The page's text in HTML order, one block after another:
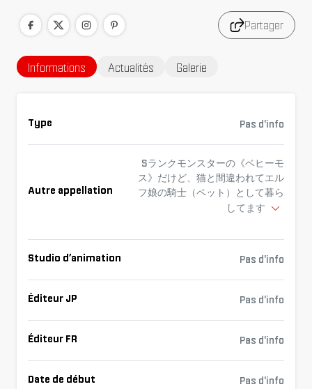
Partager
Informations Actualités Galerie
Type Pas d'info
Autre appellation
Sランクモンスターの《ベヒーモ
ス》だけど、猫と間違われてエル
フ娘の騎士（ペット）として暮ら
してます
Studio d’animation Pas d'info
Éditeur JP Pas d'info
Éditeur FR Pas d'info
Date de début Pas d'info